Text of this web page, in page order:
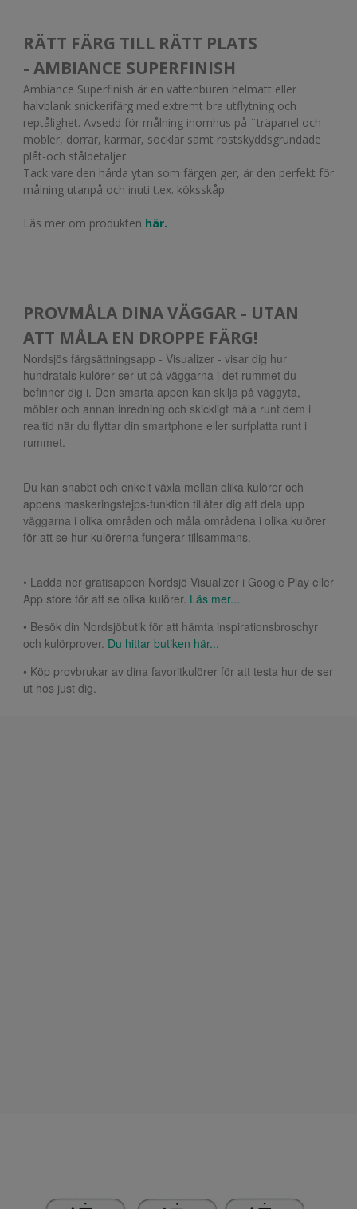
RÄTT FÄRG TILL RÄTT PLATS
- AMBIANCE SUPERFINISH
Ambiance Superfinish är en vattenburen helmatt eller
halvblank snickerifärg med extremt bra utflytning och
reptålighet. Avsedd för målning inomhus på ¨träpanel och
möbler, dörrar, karmar, socklar samt rostskyddsgrundade
plåt-och ståldetaljer.
Tack vare den hårda ytan som färgen ger, är den perfekt för
målning utanpå och inuti t.ex. köksskåp.
Läs mer om produkten här.
PROVMÅLA DINA VÄGGAR - UTAN
ATT MÅLA EN DROPPE FÄRG!
Nordsjös färgsättningsapp - Visualizer - visar dig hur
hundratals kulörer ser ut på väggarna i det rummet du
befinner dig i. Den smarta appen kan skilja på väggyta,
möbler och annan inredning och skickligt måla runt dem i
realtid när du flyttar din smartphone eller surfplatta runt i
rummet.
Du kan snabbt och enkelt växla mellan olika kulörer och
appens maskeringstejps-funktion tillåter dig att dela upp
väggarna i olika områden och måla områdena i olika kulörer
för att se hur kulörerna fungerar tillsammans.
• Ladda ner gratisappen Nordsjö Visualizer i Google Play eller
App store för att se olika kulörer. Läs mer...
• Besök din Nordsjöbutik för att hämta inspirationsbroschyr
och kulörprover. Du hittar butiken här...
• Köp provbrukar av dina favoritkulörer för att testa hur de ser
ut hos just dig.